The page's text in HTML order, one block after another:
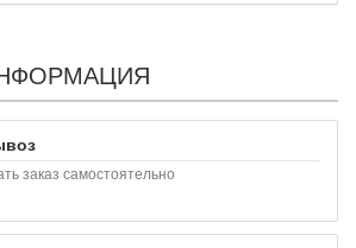
заказ самостоятельно